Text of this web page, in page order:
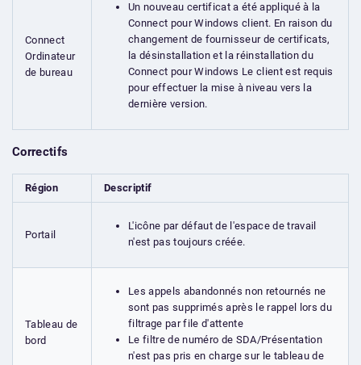
Connect
Ordinateur
de bureau
Un nouveau certificat a été appliqué à la
Connect pour Windows client. En raison du
changement de fournisseur de certificats,
la désinstallation et la réinstallation du
Connect pour Windows Le client est requis
pour effectuer la mise à niveau vers la
dernière version.
Correctifs
Région Descriptif
Portail
L'icône par défaut de l'espace de travail
n'est pas toujours créée.
Tableau de
bord
Les appels abandonnés non retournés ne
sont pas supprimés après le rappel lors du
filtrage par file d'attente
Le filtre de numéro de SDA/Présentation
n'est pas pris en charge sur le tableau de